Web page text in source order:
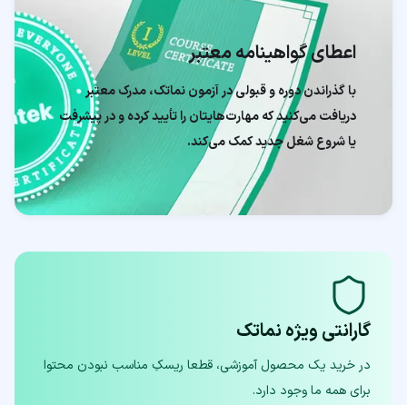
اعطای گواهینامه معتبر
با گذراندن دوره و قبولی در آزمون نماتک، مدرک معتبر
دریافت می‌کنید که مهارت‌هایتان را تأیید کرده و در پیشرفت
یا شروع شغل جدید کمک می‌کند.
گارانتی ویژه نماتک
در خرید یک محصول آموزشی، قطعا ریسکِ مناسب نبودن محتوا